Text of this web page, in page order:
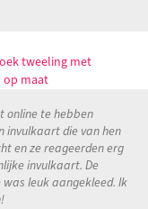
tweeling met
op maat
online te hebben
invulkaart die van hen
en ze reageerden erg
invulkaart. De
leuk aangekleed. Ik